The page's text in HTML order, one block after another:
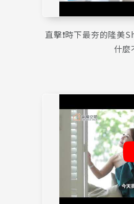
直擊❗️時下最夯的隆
什麼